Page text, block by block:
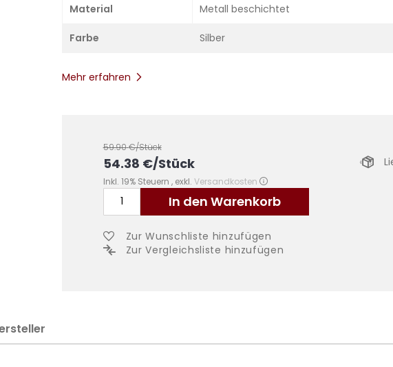
Material Metall beschichtet
Farbe Silber
Mehr erfahren
59.90€/Stück
54.38 €/Stück
Inkl. 19% Steuern , exkl. Versandkosten
In den Warenkorb
Zur Wunschliste hinzufügen
Zur Vergleichsliste hinzufügen